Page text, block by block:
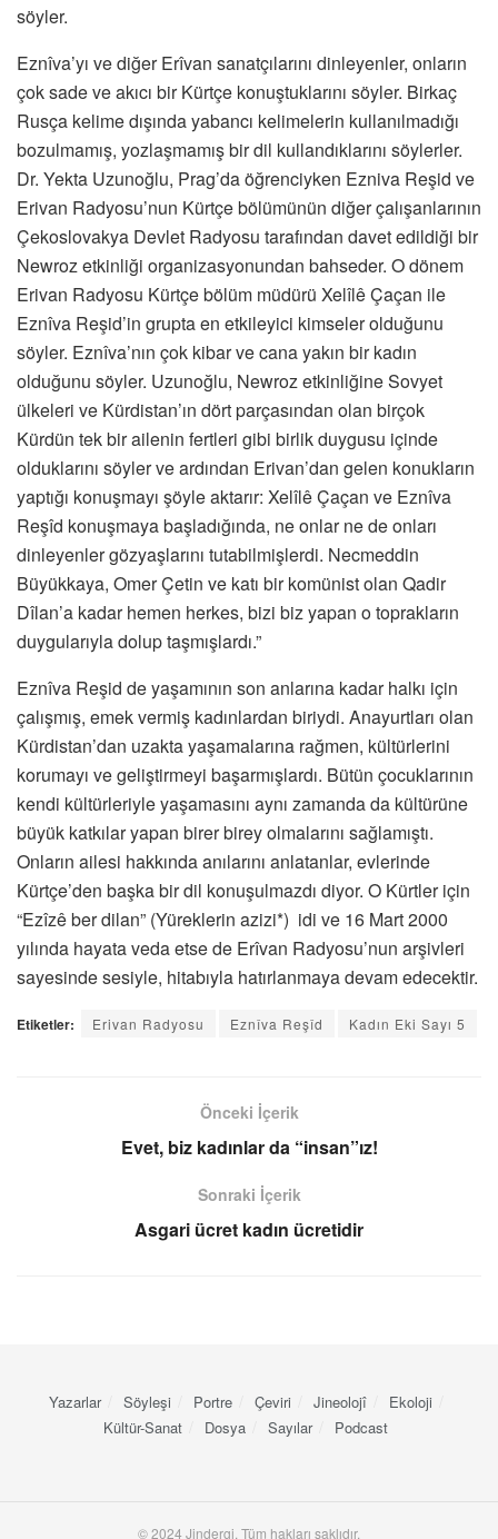
söyler.
Eznîva’yı ve diğer Erîvan sanatçılarını dinleyenler, onların
çok sade ve akıcı bir Kürtçe konuştuklarını söyler. Birkaç
Rusça kelime dışında yabancı kelimelerin kullanılmadığı
bozulmamış, yozlaşmamış bir dil kullandıklarını söylerler.
Dr. Yekta Uzunoğlu, Prag’da öğrenciyken Ezniva Reşid ve
Erivan Radyosu’nun Kürtçe bölümünün diğer çalışanlarının
Çekoslovakya Devlet Radyosu tarafından davet edildiği bir
Newroz etkinliği organizasyonundan bahseder. O dönem
Erivan Radyosu Kürtçe bölüm müdürü Xelîlê Çaçan ile
Eznîva Reşid’in grupta en etkileyici kimseler olduğunu
söyler. Eznîva’nın çok kibar ve cana yakın bir kadın
olduğunu söyler. Uzunoğlu, Newroz etkinliğine Sovyet
ülkeleri ve Kürdistan’ın dört parçasından olan birçok
Kürdün tek bir ailenin fertleri gibi birlik duygusu içinde
olduklarını söyler ve ardından Erivan’dan gelen konukların
yaptığı konuşmayı şöyle aktarır: Xelîlê Çaçan ve Eznîva
Reşîd konuşmaya başladığında, ne onlar ne de onları
dinleyenler gözyaşlarını tutabilmişlerdi. Necmeddin
Büyükkaya, Omer Çetin ve katı bir komünist olan Qadir
Dîlan’a kadar hemen herkes, bizi biz yapan o toprakların
duygularıyla dolup taşmışlardı.”
Eznîva Reşid de yaşamının son anlarına kadar halkı için
çalışmış, emek vermiş kadınlardan biriydi. Anayurtları olan
Kürdistan’dan uzakta yaşamalarına rağmen, kültürlerini
korumayı ve geliştirmeyi başarmışlardı. Bütün çocuklarının
kendi kültürleriyle yaşamasını aynı zamanda da kültürüne
büyük katkılar yapan birer birey olmalarını sağlamıştı.
Onların ailesi hakkında anılarını anlatanlar, evlerinde
Kürtçe’den başka bir dil konuşulmazdı diyor. O Kürtler için
“Ezîzê ber dilan” (Yüreklerin azizi*) idi ve 16 Mart 2000
yılında hayata veda etse de Erîvan Radyosu’nun arşivleri
sayesinde sesiyle, hitabıyla hatırlanmaya devam edecektir.
Etiketler: Erivan Radyosu Eznîva Reşîd Kadın Eki Sayı 5
Önceki İçerik
Evet, biz kadınlar da “insan”ız!
Sonraki İçerik
Asgari ücret kadın ücretidir
Yazarlar Söyleşi Portre Çeviri Jineolojî
Ekoloji
Kültür-Sanat
Dosya Sayılar Podcast
© 2024 Jindergi. Tüm hakları saklıdır.